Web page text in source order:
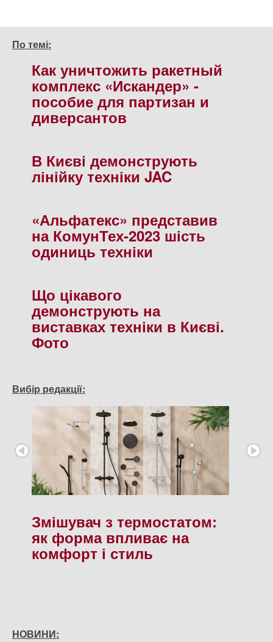
По темі:
Как уничтожить ракетный
комплекс «Искандер» -
пособие для партизан и
диверсантов
В Києві демонструють
лінійку техніки JAC
«Альфатекс» представив
на КомунТех-2023 шість
одиниць техніки
Що цікавого
демонструють на
виставках техніки в Києві.
Фото
Вибір редакції:
Змішувач з термостатом:
як форма впливає на
комфорт і стиль
НОВИНИ: